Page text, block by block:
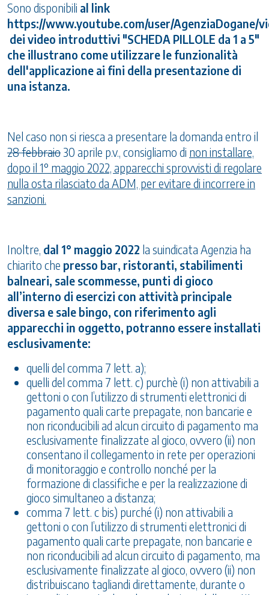
Sono disponibili al link
https://www.youtube.com/user/AgenziaDogane/
dei video introduttivi "SCHEDA PILLOLE da 1 a 5"
che illustrano come utilizzare le funzionalità
dell'applicazione ai fini della presentazione di
una istanza.
Nel caso non si riesca a presentare la domanda entro il
28 febbraio 30 aprile p.v., consigliamo di non installare,
dopo il 1° maggio 2022, apparecchi sprovvisti di regolare
nulla osta rilasciato da ADM, per evitare di incorrere in
sanzioni.
Inoltre, dal 1° maggio 2022 la suindicata Agenzia ha
chiarito che presso bar, ristoranti, stabilimenti
balneari, sale scommesse, punti di gioco
all’interno di esercizi con attività principale
diversa e sale bingo, con riferimento agli
apparecchi in oggetto, potranno essere installati
esclusivamente:
quelli del comma 7 lett. a);
quelli del comma 7 lett. c) purchè (i) non attivabili a
gettoni o con l’utilizzo di strumenti elettronici di
pagamento quali carte prepagate, non bancarie e
non riconducibili ad alcun circuito di pagamento ma
esclusivamente finalizzate al gioco, ovvero (ii) non
consentano il collegamento in rete per operazioni
di monitoraggio e controllo nonché per la
formazione di classifiche e per la realizzazione di
gioco simultaneo a distanza;
comma 7 lett. c bis) purché (i) non attivabili a
gettoni o con l’utilizzo di strumenti elettronici di
pagamento quali carte prepagate, non bancarie e
non riconducibili ad alcun circuito di pagamento, ma
esclusivamente finalizzate al gioco, ovvero (ii) non
distribuiscano tagliandi direttamente, durante o